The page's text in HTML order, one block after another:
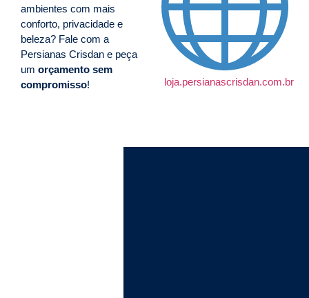
ambientes com mais
conforto, privacidade e
beleza? Fale com a
Persianas Crisdan e peça
um orçamento sem
compromisso! loja.persianascrisdan.com.br